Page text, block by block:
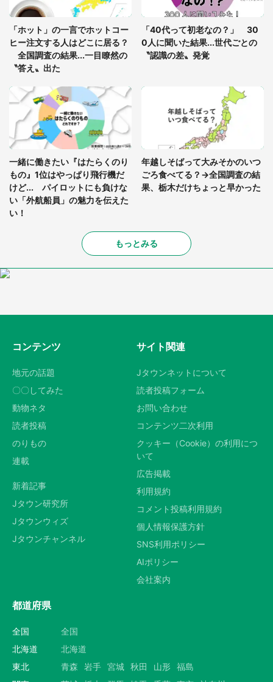
「孫にあげると思って、あなたにこれをあげる」
真夏の山道で見知らぬお婆さんに握らされたもの
（山口県・30代女性）
「ホット」の一言でホットコー
ヒー注文する人はどこに居る？
全国調査の結果...一目瞭然の
〝答え〟出た
「40代って初老なの？」 30
0人に聞いた結果...世代ごとの
〝認識の差〟発覚
一緒に働きたい『はたらくのり
もの』1位はやっぱり飛行機だ
けど... パイロットにも負けな
い「外航船員」の魅力を伝えた
い！
年越しそばって大みそかのいつ
ごろ食べてる？→全国調査の結
果、栃木だけちょっと早かった
もっとみる
コンテンツ
地元の話題
〇〇してみた
動物ネタ
読者投稿
のりもの
連載
新着記事
Jタウン研究所
Jタウンウィズ
Jタウンチャンネル
サイト関連
Jタウンネットについて
読者投稿フォーム
お問い合わせ
コンテンツ二次利用
クッキー（Cookie）の利用につ
いて
広告掲載
利用規約
コメント投稿利用規約
個人情報保護方針
SNS利用ポリシー
AIポリシー
会社案内
都道府県
全国
全国
北海道
北海道
東北
青森 岩手 宮城 秋田 山形 福島